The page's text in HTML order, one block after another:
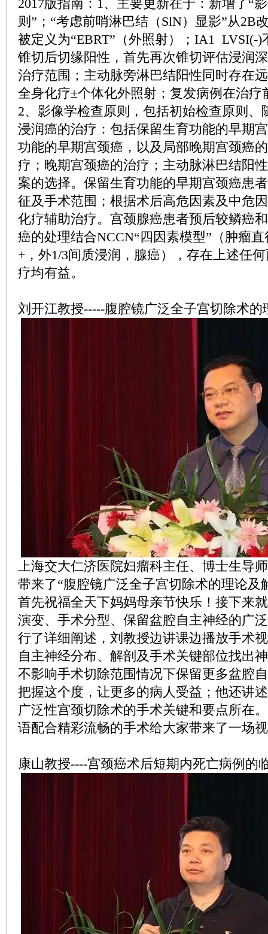
2017版指南：1、主要更新在于：新增了“
则”；“考虑前哨淋巴结（SlN）显影”从2B
被定义为“EBRT”（外照射）；IA1 LVSI(-
锥切后切缘阳性，首先再次锥切评估浸润
治疗范围；主动脉旁淋巴结阳性同时存在
全身化疗±个体化外照射；复发病例在治疗
2、影像学检查原则，包括初始检查原则、
浸润癌的治疗：包括保留生育功能的早期
功能的早期宫颈癌，以及局部晚期宫颈癌
疗；晚期宫颈癌的治疗；主动脉淋巴结阳
案的选择。保留生育功能的早期宫颈癌患
征及手术范围；根据术后高危因素及中危
化疗辅助治疗。宫颈腺癌患者预后较鳞癌
癌的处理结合NCCN“四因素模型”（肿瘤
+，外1/3间质浸润，腺癌），存在上述任
疗均有益。
刘开江教授-----腹腔镜广泛全子宫切除术的
上海交大仁济医院妇瘤科主任、博士生导
带来了“腹腔镜广泛全子宫切除术的理论及
首先祝福全天下妈妈母亲节快乐！接下来
演变、手术分型、保留盆腔自主神经的广
行了详细阐述，刘教授边讲课边播放手术
自主神经分布、解剖及手术关键部位找出
不影响手术切除范围情况下保留更多盆腔
把握这个度，让更多的病人受益；他还讲
广泛性宫颈切除术的手术关键和要点所在
语配合精彩流畅的手术给大家带来了一场
康山教授----宫颈癌术后短期内死亡病例的